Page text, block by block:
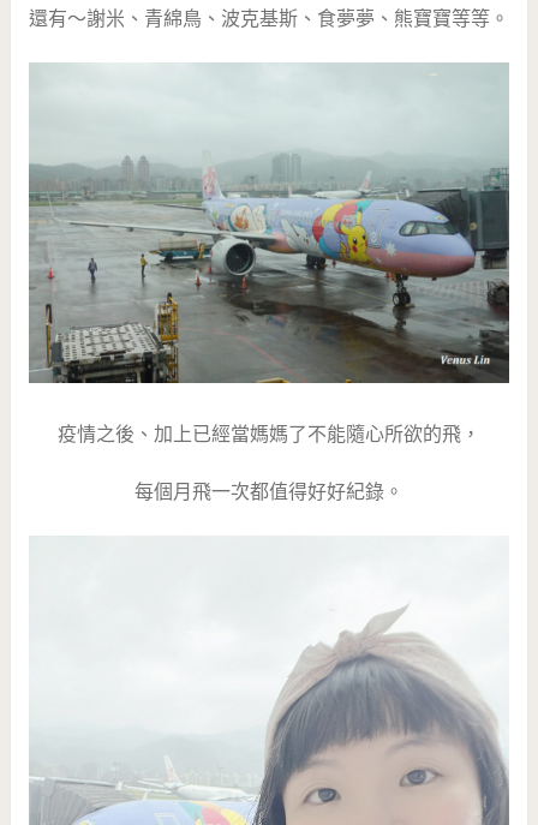
還有～謝米、青綿鳥、波克基斯、食夢夢、熊寶寶等等。
疫情之後、加上已經當媽媽了不能隨心所欲的飛，
每個月飛一次都值得好好紀錄。